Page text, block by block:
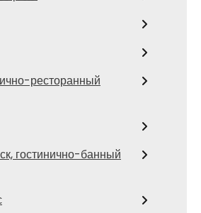
ресторанный
гостинично-банный